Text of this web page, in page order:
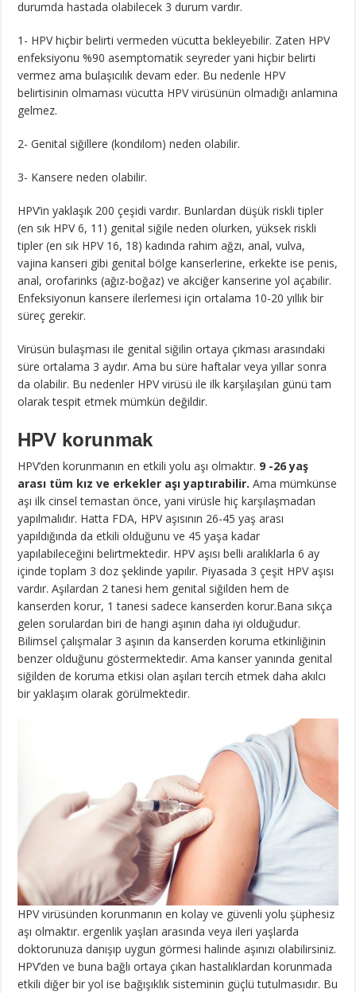
durumda hastada olabilecek 3 durum vardır.
1- HPV hiçbir belirti vermeden vücutta bekleyebilir. Zaten HPV
enfeksiyonu %90 asemptomatik seyreder yani hiçbir belirti
vermez ama bulaşıcılık devam eder. Bu nedenle HPV
belirtisinin olmaması vücutta HPV virüsünün olmadığı anlamına
gelmez.
2- Genital siğillere (kondilom) neden olabilir.
3- Kansere neden olabilir.
HPV’in yaklaşık 200 çeşidi vardır. Bunlardan düşük riskli tipler
(en sık HPV 6, 11) genital siğile neden olurken, yüksek riskli
tipler (en sık HPV 16, 18) kadında rahim ağzı, anal, vulva,
vajina kanseri gibi genital bölge kanserlerine, erkekte ise penis,
anal, orofarinks (ağız-boğaz) ve akciğer kanserine yol açabilir.
Enfeksiyonun kansere ilerlemesi için ortalama 10-20 yıllık bir
süreç gerekir.
Virüsün bulaşması ile genital siğilin ortaya çıkması arasındaki
süre ortalama 3 aydır. Ama bu süre haftalar veya yıllar sonra
da olabilir. Bu nedenler HPV virüsü ile ilk karşılaşılan günü tam
olarak tespit etmek mümkün değildir.
HPV korunmak
HPV’den korunmanın en etkili yolu aşı olmaktır. 9 -26 yaş
arası tüm kız ve erkekler aşı yaptırabilir. Ama mümkünse
aşı ilk cinsel temastan önce, yani virüsle hiç karşılaşmadan
yapılmalıdır. Hatta FDA, HPV aşısının 26-45 yaş arası
yapıldığında da etkili olduğunu ve 45 yaşa kadar
yapılabileceğini belirtmektedir. HPV aşısı belli aralıklarla 6 ay
içinde toplam 3 doz şeklinde yapılır. Piyasada 3 çeşit HPV aşısı
vardır. Aşılardan 2 tanesi hem genital siğilden hem de
kanserden korur, 1 tanesi sadece kanserden korur.Bana sıkça
gelen sorulardan biri de hangi aşının daha iyi olduğudur.
Bilimsel çalışmalar 3 aşının da kanserden koruma etkinliğinin
benzer olduğunu göstermektedir. Ama kanser yanında genital
siğilden de koruma etkisi olan aşıları tercih etmek daha akılcı
bir yaklaşım olarak görülmektedir.
HPV virüsünden korunmanın en kolay ve güvenli yolu şüphesiz
aşı olmaktır. ergenlik yaşları arasında veya ileri yaşlarda
doktorunuza danışıp uygun görmesi halinde aşınızı olabilirsiniz.
HPV’den ve buna bağlı ortaya çıkan hastalıklardan korunmada
etkili diğer bir yol ise bağışıklık sisteminin güçlü tutulmasıdır. Bu